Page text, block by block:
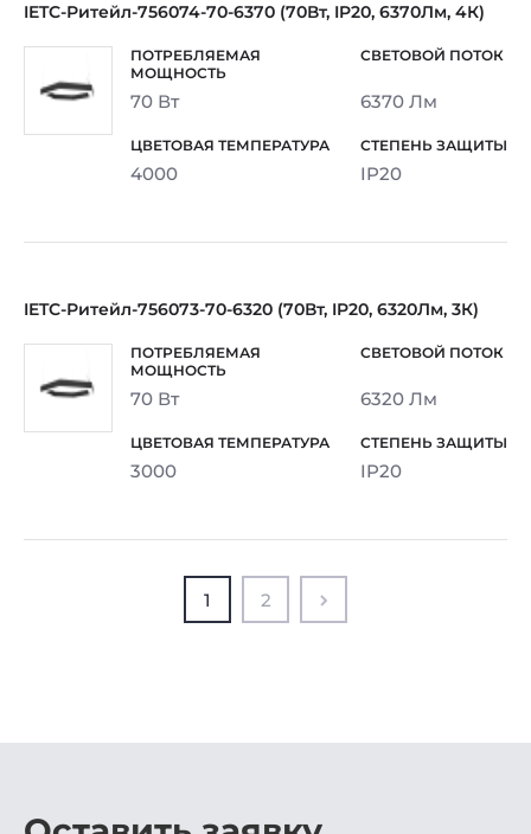
IETC-Ритейл-756074-70-6370 (70Вт, IP20, 6370Лм, 4К)
70 Вт 6370 Лм
4000 IP20
IETC-Ритейл-756073-70-6320 (70Вт, IP20, 6320Лм, 3К)
70 Вт 6320 Лм
3000 IP20
1 2